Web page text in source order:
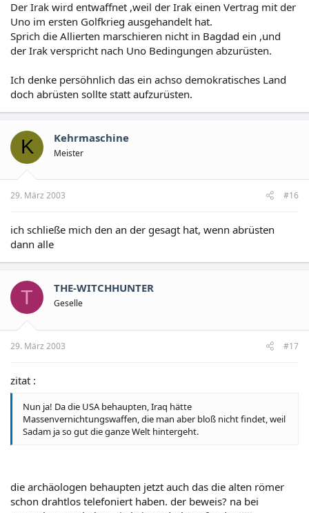
Der Irak wird entwaffnet ,weil der Irak einen Vertrag mit der
Uno im ersten Golfkrieg ausgehandelt hat.
Sprich die Allierten marschieren nicht in Bagdad ein ,und
der Irak verspricht nach Uno Bedingungen abzurüsten.
Ich denke persöhnlich das ein achso demokratisches Land
doch abrüsten sollte statt aufzurüsten.
K Kehrmaschine
Meister
29. März 2003 #16
ich schließe mich den an der gesagt hat, wenn abrüsten
dann alle
T THE-WITCHHUNTER
Geselle
29. März 2003 #17
zitat :
Nun ja! Da die USA behaupten, Iraq hätte
Massenvernichtungswaffen, die man aber bloß nicht findet, weil
Sadam ja so gut die ganze Welt hintergeht.
die archäologen behaupten jetzt auch das die alten römer
schon drahtlos telefoniert haben. der beweis? na bei